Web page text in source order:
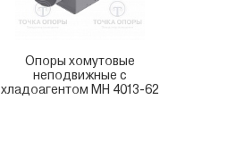
Опоры хомутовые
неподвижные с
хладоагентом МН 4013-62